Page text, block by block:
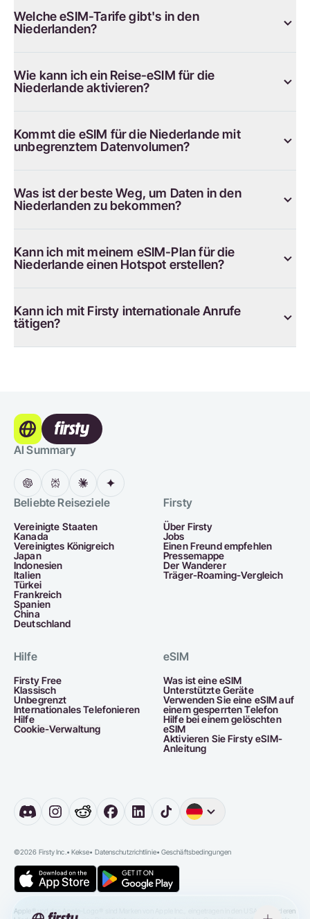
Welche eSIM-Tarife gibt's in den
Niederlanden?
Wie kann ich ein Reise-eSIM für die
Niederlande aktivieren?
Kommt die eSIM für die Niederlande mit
unbegrenztem Datenvolumen?
Was ist der beste Weg, um Daten in den
Niederlanden zu bekommen?
Kann ich mit meinem eSIM-Plan für die
Niederlande einen Hotspot erstellen?
Kann ich mit Firsty internationale Anrufe
tätigen?
AI Summary
Beliebte Reiseziele
Vereinigte Staaten
Kanada
Vereinigtes Königreich
Japan
Indonesien
Italien
Türkei
Frankreich
Spanien
China
Deutschland
Firsty
Über Firsty
Jobs
Einen Freund empfehlen
Pressemappe
Der Wanderer
Träger-Roaming-Vergleich
Hilfe
Firsty Free
Klassisch
Unbegrenzt
Internationales Telefonieren
Hilfe
Cookie-Verwaltung
eSIM
Was ist eine eSIM
Unterstützte Geräte
Verwenden Sie eine eSIM auf
einem gesperrten Telefon
Hilfe bei einem gelöschten
eSIM
Aktivieren Sie Firsty eSIM-
Anleitung
©2026 Firsty Inc. • Kekse• Datenschutzrichtlinie• Geschäftsbedingungen
Apple® und das Apple-Logo® sind Marken von Apple Inc., eingetragen in den USA und anderen